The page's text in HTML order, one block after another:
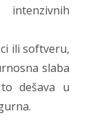
ili softveru,
slaba
dešava u